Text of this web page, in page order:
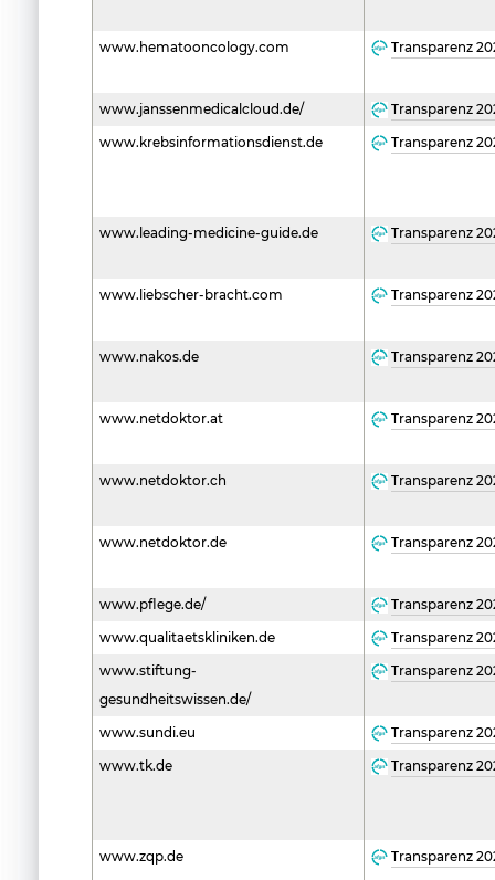
www.hematooncology.com Transparenz
www.janssenmedicalcloud.de/ Transparenz
www.krebsinformationsdienst.de Transparenz
www.leading-medicine-guide.de Transparenz
www.liebscher-bracht.com Transparenz
www.nakos.de Transparenz
www.netdoktor.at Transparenz
www.netdoktor.ch Transparenz
www.netdoktor.de Transparenz
www.pflege.de/ Transparenz
www.qualitaetskliniken.de Transparenz
www.stiftung-
gesundheitswissen.de/
Transparenz
www.sundi.eu Transparenz
www.tk.de Transparenz
www.zqp.de Transparenz